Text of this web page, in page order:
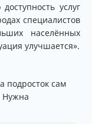
услуг
специалистов
населённых
улучшается».
подросток сам
Нужна